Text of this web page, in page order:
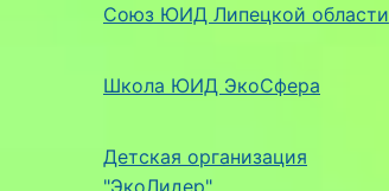
Союз ЮИД Липецкой области
Школа ЮИД ЭкоСфера
Детская организация
"ЭкоЛидер"